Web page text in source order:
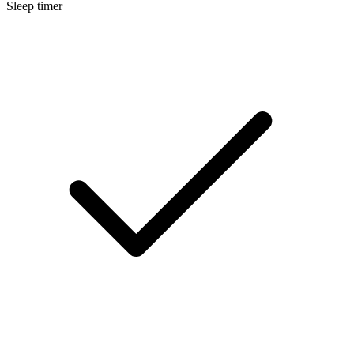
Sleep timer